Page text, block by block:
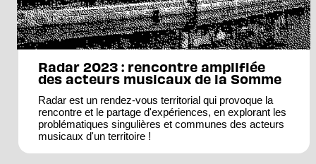
Radar 2023 : rencontre amplifiée
des acteurs musicaux de la Somme
Radar est un rendez-vous territorial qui provoque la
rencontre et le partage d'expériences, en explorant les
problématiques singulières et communes des acteurs
musicaux d'un territoire !